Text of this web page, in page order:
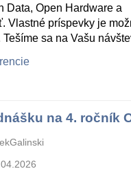
Data, Open Hardware a
Vlastné príspevky je
sa na Vašu
na 4. ročník